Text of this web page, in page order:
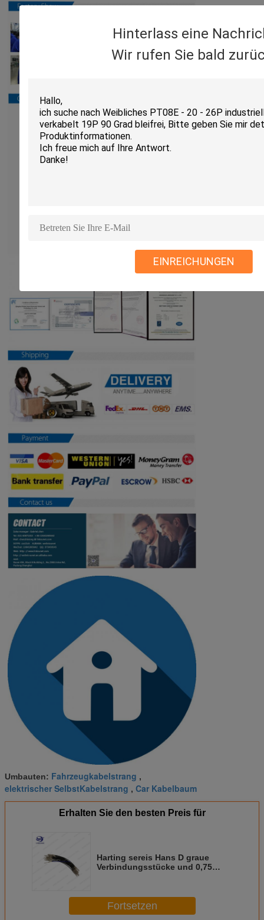
Hinterlass eine
Wir rufen Sie bald
EINREICHUNGEN
Umbauten: Fahrzeugkabelstrang ,
elektrischer SelbstKabelstrang , Car Kabelbaum
Erhalten Sie den besten Preis für
Harting sereis Hans D graue
Verbindungsstücke und 0,75
Fortsetzen